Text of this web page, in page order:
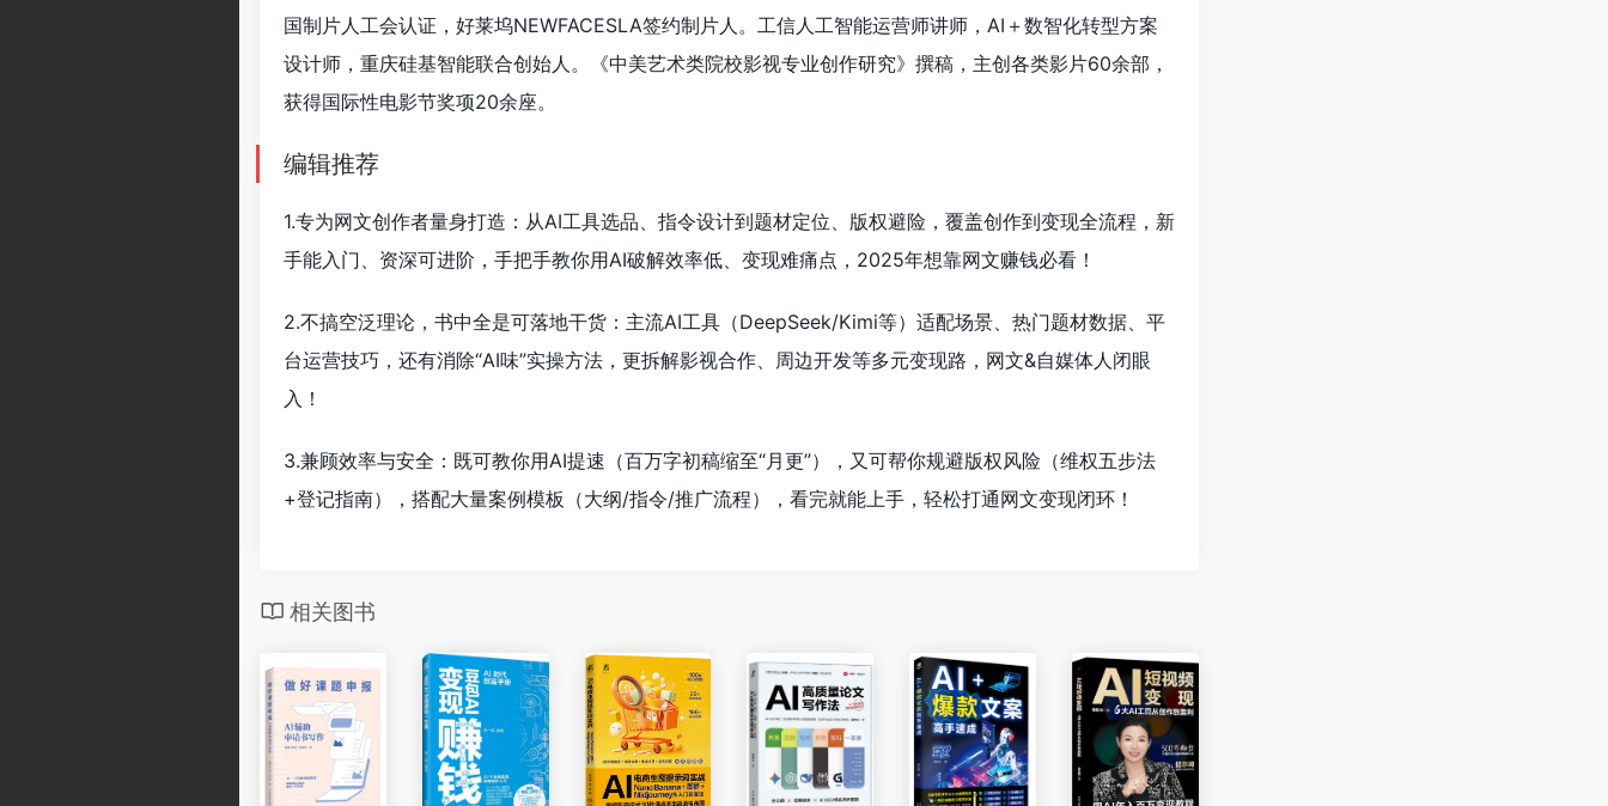
国制片人工会认证，好莱坞NEWFACESLA签约制片人。工信人工智能运营师讲师，AI＋数智化转型方案
设计师，重庆硅基智能联合创始人。《中美艺术类院校影视专业创作研究》撰稿，主创各类影片60余部，
获得国际性电影节奖项20余座。
编辑推荐
1.专为网文创作者量身打造：从AI工具选品、指令设计到题材定位、版权避险，覆盖创作到变现全流程，新
手能入门、资深可进阶，手把手教你用AI破解效率低、变现难痛点，2025年想靠网文赚钱必看！
2.不搞空泛理论，书中全是可落地干货：主流AI工具（DeepSeek/Kimi等）适配场景、热门题材数据、平
台运营技巧，还有消除“AI味”实操方法，更拆解影视合作、周边开发等多元变现路，网文&自媒体人闭眼
入！
3.兼顾效率与安全：既可教你用AI提速（百万字初稿缩至“月更”），又可帮你规避版权风险（维权五步法
+登记指南），搭配大量案例模板（大纲/指令/推广流程），看完就能上手，轻松打通网文变现闭环！
相关图书